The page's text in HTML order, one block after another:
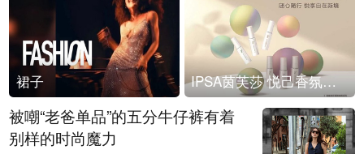
裙子 IPSA茵芙莎 悦己香氛凝露上市
被嘲“老爸单品”的五分牛仔裤有着
别样的时尚魔力